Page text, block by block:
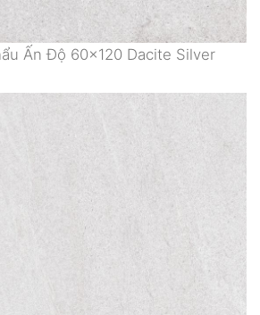
Ấn Độ 60×120 Dacite Silver